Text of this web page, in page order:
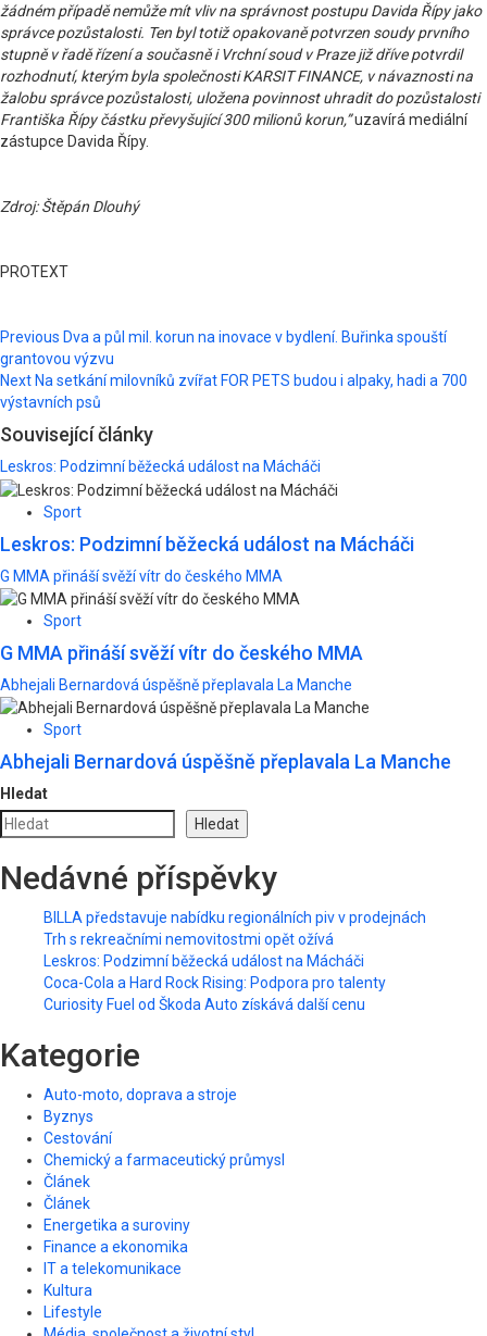
žádném případě nemůže mít vliv na správnost postupu Davida Řípy jako
správce pozůstalosti. Ten byl totiž opakovaně potvrzen soudy prvního
stupně v řadě řízení a současně i Vrchní soud v Praze již dříve potvrdil
rozhodnutí, kterým byla společnosti KARSIT FINANCE, v návaznosti na
žalobu správce pozůstalosti, uložena povinnost uhradit do pozůstalosti
Františka Řípy částku převyšující 300 milionů korun,”uzavírá mediální
zástupce Davida Řípy.
Zdroj: Štěpán Dlouhý
PROTEXT
Post
navigation
Previous Dva a půl mil. korun na inovace v bydlení. Buřinka spouští
grantovou výzvu
Next Na setkání milovníků zvířat FOR PETS budou i alpaky, hadi a 700
výstavních psů
Související články
Leskros: Podzimní běžecká událost na Mácháči
Sport
Leskros: Podzimní běžecká událost na Mácháči
G MMA přináší svěží vítr do českého MMA
Sport
G MMA přináší svěží vítr do českého MMA
Abhejali Bernardová úspěšně přeplavala La Manche
Sport
Abhejali Bernardová úspěšně přeplavala La Manche
Hledat
Hledat
Nedávné příspěvky
BILLA představuje nabídku regionálních piv v prodejnách
Trh s rekreačními nemovitostmi opět ožívá
Leskros: Podzimní běžecká událost na Mácháči
Coca-Cola a Hard Rock Rising: Podpora pro talenty
Curiosity Fuel od Škoda Auto získává další cenu
Kategorie
Auto-moto, doprava a stroje
Byznys
Cestování
Chemický a farmaceutický průmysl
Článek
Článek
Energetika a suroviny
Finance a ekonomika
IT a telekomunikace
Kultura
Lifestyle